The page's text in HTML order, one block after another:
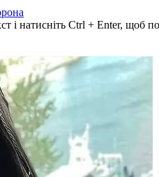
і натисніть Ctrl + Enter, щоб